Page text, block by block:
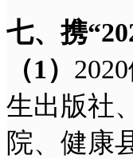
七、携“
（1）
生出版社
院、健康